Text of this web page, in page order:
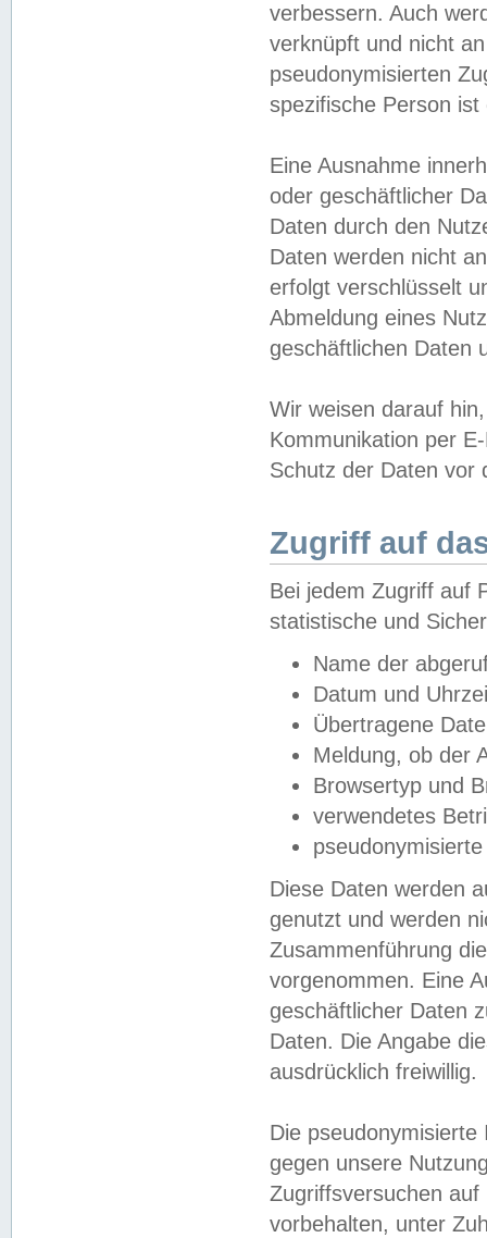
verbessern. Auch
verknüpft und nicht
pseudonymisierten
spezifische Person
Eine Ausnahme
oder geschäftlicher
Daten durch den
Daten werden nicht
erfolgt verschlüsselt
Abmeldung eines
geschäftlichen Daten
Wir weisen darauf
Kommunikation per
Schutz der Daten vor
Zugriff auf
Bei jedem Zugriff auf
statistische und
Name der
Datum und
Übertragene
Meldung, ob der
Browsertyp und
verwendetes
Diese Daten werden
genutzt und werden
Zusammenführung
vorgenommen. Eine
geschäftlicher Daten
Daten. Die Angabe
ausdrücklich freiwillig.
Die
gegen unsere
Zugriffsversuchen
vorbehalten, unter